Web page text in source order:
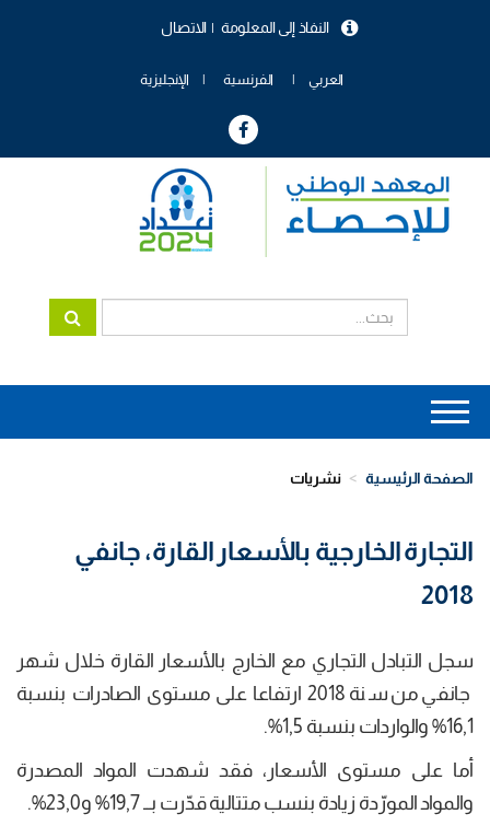
الاتصال النفاذ إلى المعلومة
العربي الفرنسية الإنجليزية
Main
navigation
الصفحة الرئيسية نشريات
التجارة الخارجية بالأسعار القارة، جانفي
2018
سجل التبادل التجاري مع الخارج بالأسعار القارة خلال شهر
جانفي من سنة 2018 ارتفاعا على مستوى الصادرات بنسبة
16,1% والواردات بنسبة 1,5%.
أما على مستوى الأسعار، فقد شهدت المواد المصدرة
والمواد المورّدة زيادة بنسب متتالية قدّرت بــ 19,7% و23,0%.